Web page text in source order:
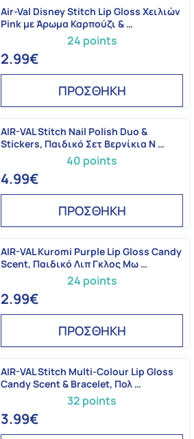
24 points
Air-Val Disney Stitch Lip Gloss Χειλιών
Pink με Άρωμα Καρπούζι & …
2.99€
ΠΡΟΣΘΗΚΗ
40 points
AIR-VAL Stitch Nail Polish Duo &
Stickers, Παιδικό Σετ Βερνίκια Ν …
4.99€
ΠΡΟΣΘΗΚΗ
24 points
AIR-VAL Kuromi Purple Lip Gloss Candy
Scent, Παιδικό Λιπ Γκλος Μω …
2.99€
ΠΡΟΣΘΗΚΗ
32 points
AIR-VAL Stitch Multi-Colour Lip Gloss
Candy Scent & Bracelet, Πολ …
3.99€